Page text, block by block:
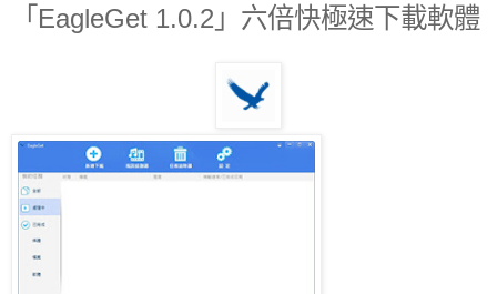
「EagleGet 1.0.2」六倍快極速下載軟體